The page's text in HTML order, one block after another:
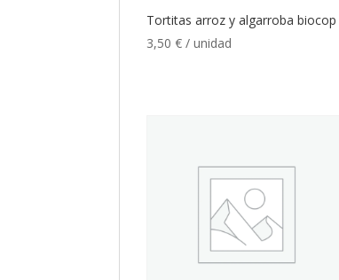
Tortitas arroz y algarroba biocop
3,50€ / unidad